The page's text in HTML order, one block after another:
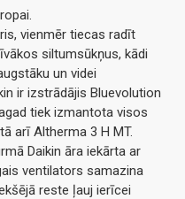
vienmēr tiecas radīt
siltumsūkņus, kādi
un videi
ir izstrādājis Bluevolution
tiek izmantota visos
arī Altherma 3 H MT.
Daikin āra iekārta ar
ventilators samazina
reste ļauj ierīcei